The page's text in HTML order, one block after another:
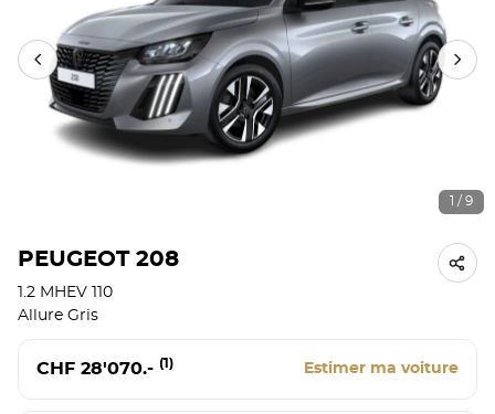
1 / 9
PEUGEOT 208
1.2 MHEV 110
Allure Gris
CHF 28'070.- (1) Estimer ma voiture